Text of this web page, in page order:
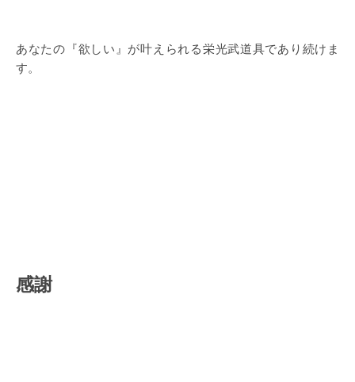
あなたの『欲しい』が叶えられる栄光武道具であり続けま
す。
感謝